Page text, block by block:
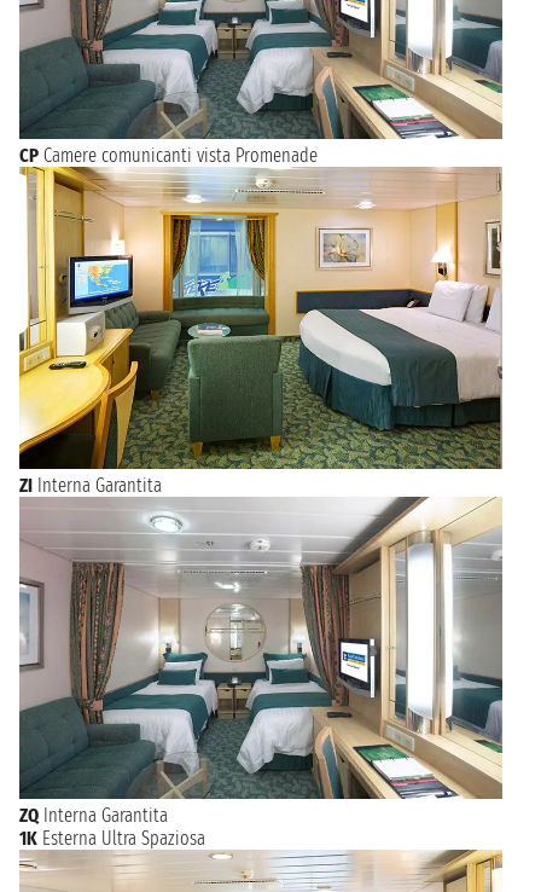
CP Camere comunicanti vista Promenade
ZI Interna Garantita
ZQ Interna Garantita
1K Esterna Ultra Spaziosa